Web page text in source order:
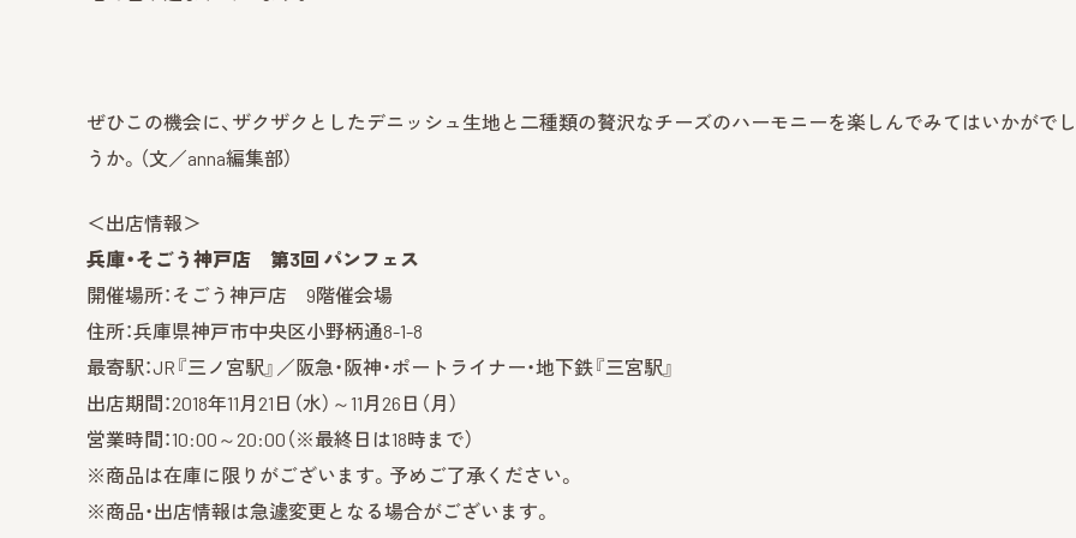
ぜひこの機会に、ザクザクとしたデニッシュ生地と二種類の贅沢なチーズのハーモニーを楽しんでみてはいかがで
うか。（文／anna編集部）
＜出店情報＞
兵庫・そごう神戸店 第3回 パンフェス
開催場所：そごう神戸店 9階催会場
住所：兵庫県神戸市中央区小野柄通8-1-8
最寄駅：JR『三ノ宮駅』／阪急・阪神・ポートライナー・地下鉄『三宮駅』
出店期間：2018年11月21日（水）～11月26日（月）
営業時間：10:00～20:00（※最終日は18時まで）
※商品は在庫に限りがございます。予めご了承ください。
※商品・出店情報は急遽変更となる場合がございます。